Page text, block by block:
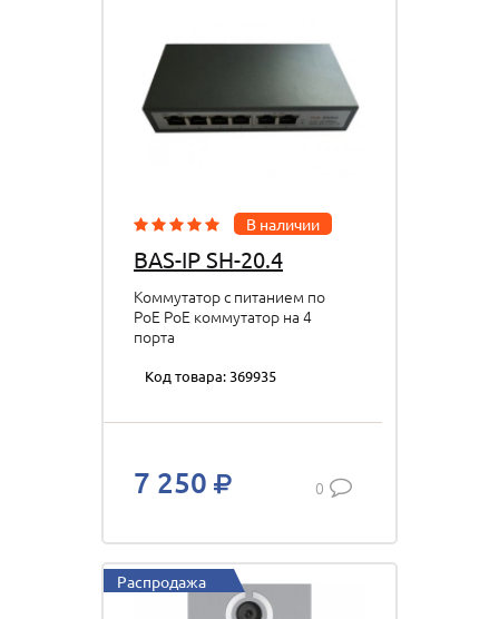
В наличии
BAS-IP SH-20.4
Коммутатор с питанием по
PoE PoE коммутатор на 4
порта
Код товара: 369935
7 250 0
Распродажа